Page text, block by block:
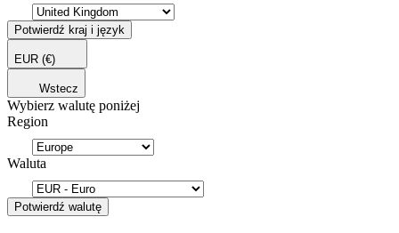
Potwierdź kraj i język
EUR (€)
Wstecz
Wybierz walutę poniżej
Region
Waluta
Potwierdź walutę